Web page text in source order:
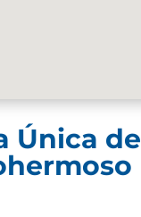
Única de